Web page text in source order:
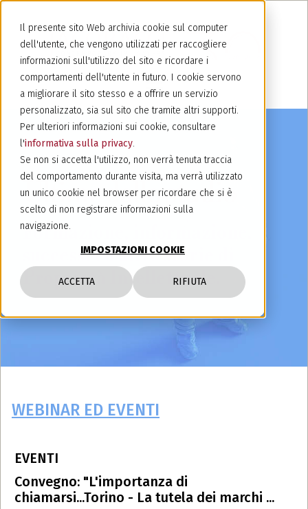
Il presente sito Web archivia cookie sul computer
dell'utente, che vengono utilizzati per raccogliere
informazioni sull'utilizzo del sito e ricordare i
comportamenti dell'utente in futuro. I cookie servono
a migliorare il sito stesso e a offrire un servizio
personalizzato, sia sul sito che tramite altri supporti.
Per ulteriori informazioni sui cookie, consultare
l'informativa sulla privacy.
Se non si accetta l'utilizzo, non verrà tenuta traccia
del comportamento durante visita, ma verrà utilizzato
un unico cookie nel browser per ricordare che si è
scelto di non registrare informazioni sulla
navigazione.
IMPOSTAZIONI COOKIE
ACCETTA RIFIUTA
Ultime dallo studio
Formazione, informazione,
successi ed altre storie di
Proprietà Intellettuale.
WEBINAR ED EVENTI
EVENTI
Convegno: "L'importanza di
chiamarsi...Torino - La tutela dei marchi ...